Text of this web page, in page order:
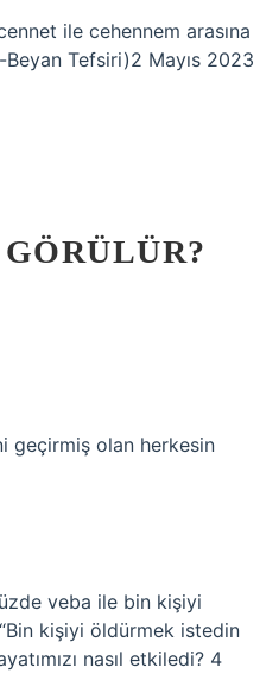
ile cehennem arasına
Beyan Tefsiri)2 Mayıs 2023
geçirmiş olan herkesin
veba ile bin kişiyi
kişiyi öldürmek istedin
nasıl etkiledi? 4